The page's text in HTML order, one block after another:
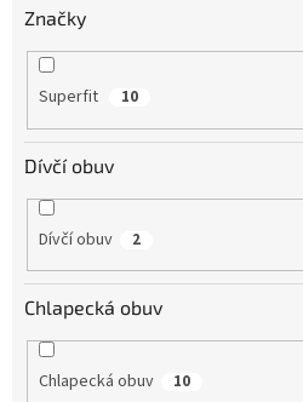
Značky
Superfit 10
Dívčí obuv
Dívčí obuv 2
Chlapecká obuv
Chlapecká obuv 10